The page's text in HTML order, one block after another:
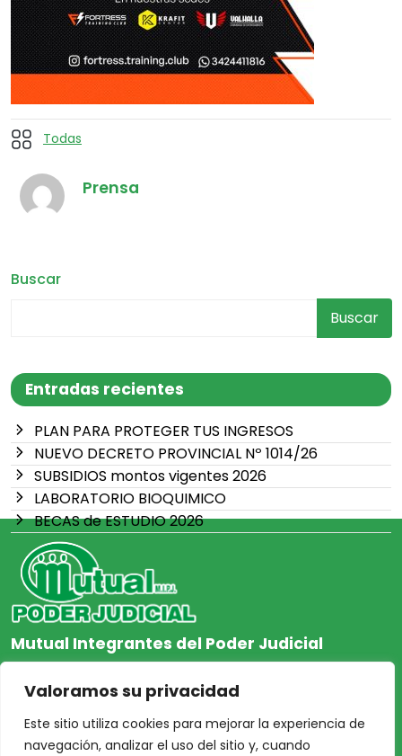
Valoramos su privacidad
Este sitio utiliza cookies para mejorar la experiencia de
navegación, analizar el uso del sitio y, cuando
Buscar
Buscar
Entradas recientes
PLAN PARA PROTEGER TUS INGRESOS
NUEVO DECRETO PROVINCIAL Nº 1014/26
SUBSIDIOS montos vigentes 2026
LABORATORIO BIOQUIMICO
BECAS de ESTUDIO 2026
Todas
Prensa
Mutual Integrantes del Poder Judicial
afiliacion@mjpj.org.ar
+54 9 342 467-4510